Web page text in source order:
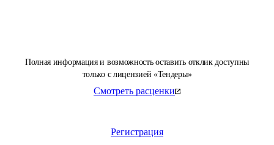
Полная информация и возможность оставить отклик доступны
только с лицензией «Тендеры»
Смотреть расценки
Регистрация